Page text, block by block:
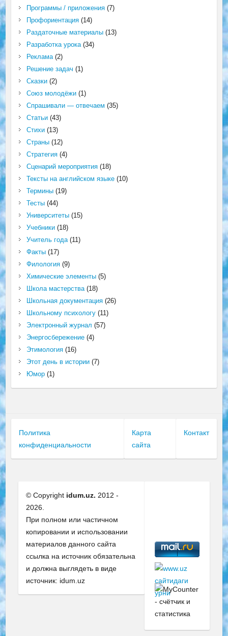
Программы / приложения(7)
Профориентация(14)
Раздаточные материалы(13)
Разработка урока(34)
Реклама(2)
Решение задач (1)
Сказки(2)
Союз молодёжи(1)
Спрашивали — отвечаем (35)
Статьи(43)
Стихи(13)
Страны(12)
Стратегия(4)
Сценарий мероприятия(18)
Тексты на английском языке(10)
Термины(19)
Тесты(44)
Университеты(15)
Учебники(18)
Учитель года(11)
Факты(17)
Филология(9)
Химические элементы(5)
Школа мастерства(18)
Школьная документация(26)
Школьному психологу(11)
Электронный журнал (57)
Энергосбережение(4)
Этимология(16)
Этот день в истории(7)
Юмор(1)
Политика
конфиденциальности
Карта
сайта
Контакт
© Copyright idum.uz. 2012 -
2026.
При полном или частичном
копировании и использовании
материалов данного сайта
ссылка на источник обязательна
и должна выглядеть в виде
источник: idum.uz